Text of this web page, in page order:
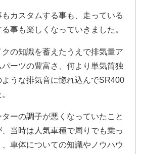
カスタムする事も、走っている
事も楽しくなっていきました。
クの知識を蓄えたうえで排気量ア
パーツの豊富さ、何より単気筒独
うな排気音に惚れ込んでSR400
ーの調子が悪くなっていたこと
、当時は人気車種で周りでも乗っ
車体についての知識やノウハウ